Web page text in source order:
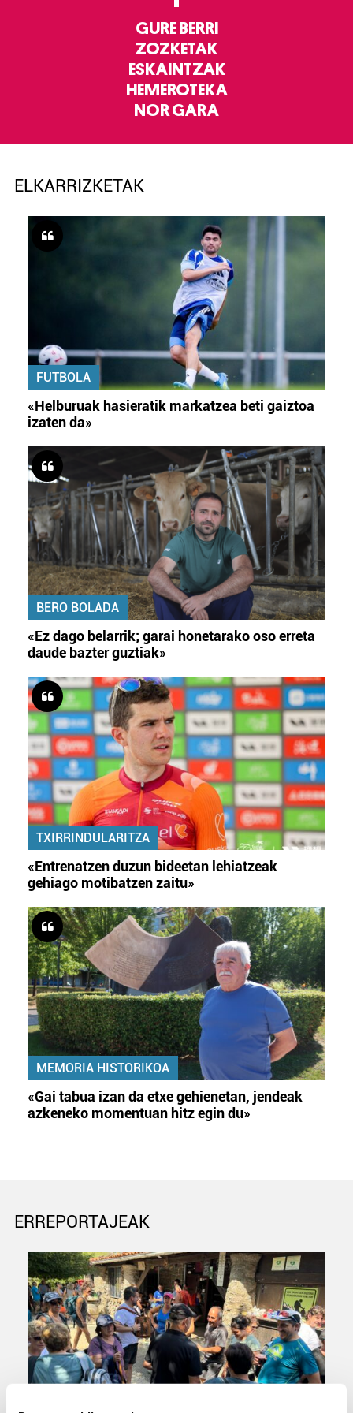
GURE BERRI
ZOZKETAK
ESKAINTZAK
HEMEROTEKA
NOR GARA
ELKARRIZKETAK
FUTBOLA
«Helburuak hasieratik markatzea beti gaiztoa
izaten da»
BERO BOLADA
«Ez dago belarrik; garai honetarako oso erreta
daude bazter guztiak»
TXIRRINDULARITZA
«Entrenatzen duzun bideetan lehiatzeak
gehiago motibatzen zaitu»
MEMORIA HISTORIKOA
«Gai tabua izan da etxe gehienetan, jendeak
azkeneko momentuan hitz egin du»
ERREPORTAJEAK